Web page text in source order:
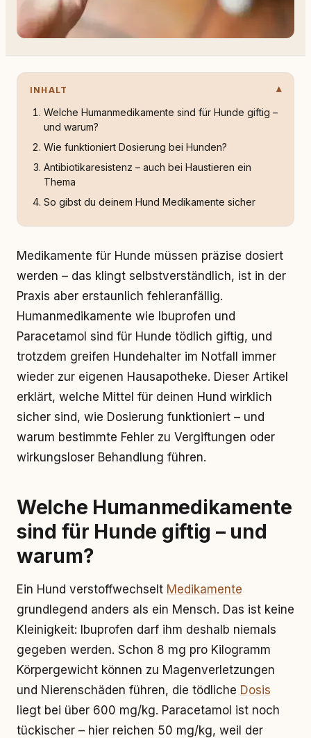
INHALT
Welche Humanmedikamente sind für Hunde giftig –
und warum?
Wie funktioniert Dosierung bei Hunden?
Antibiotikaresistenz – auch bei Haustieren ein
Thema
So gibst du deinem Hund Medikamente sicher
Medikamente für Hunde müssen präzise dosiert
werden – das klingt selbstverständlich, ist in der
Praxis aber erstaunlich fehleranfällig.
Humanmedikamente wie Ibuprofen und
Paracetamol sind für Hunde tödlich giftig, und
trotzdem greifen Hundehalter im Notfall immer
wieder zur eigenen Hausapotheke. Dieser Artikel
erklärt, welche Mittel für deinen Hund wirklich
sicher sind, wie Dosierung funktioniert – und
warum bestimmte Fehler zu Vergiftungen oder
wirkungsloser Behandlung führen.
Welche Humanmedikamente
sind für Hunde giftig – und
warum?
Ein Hund verstoffwechselt Medikamente
grundlegend anders als ein Mensch. Das ist keine
Kleinigkeit: Ibuprofen darf ihm deshalb niemals
gegeben werden. Schon 8 mg pro Kilogramm
Körpergewicht können zu Magenverletzungen
und Nierenschäden führen, die tödliche Dosis
liegt bei über 600 mg/kg. Paracetamol ist noch
tückischer – hier reichen 50 mg/kg, weil der